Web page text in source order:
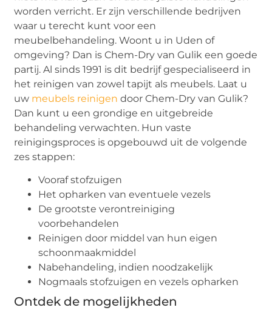
worden verricht. Er zijn verschillende bedrijven
waar u terecht kunt voor een
meubelbehandeling. Woont u in Uden of
omgeving? Dan is Chem-Dry van Gulik een goede
partij. Al sinds 1991 is dit bedrijf gespecialiseerd in
het reinigen van zowel tapijt als meubels. Laat u
uw meubels reinigen door Chem-Dry van Gulik?
Dan kunt u een grondige en uitgebreide
behandeling verwachten. Hun vaste
reinigingsproces is opgebouwd uit de volgende
zes stappen:
Vooraf stofzuigen
Het opharken van eventuele vezels
De grootste verontreiniging
voorbehandelen
Reinigen door middel van hun eigen
schoonmaakmiddel
Nabehandeling, indien noodzakelijk
Nogmaals stofzuigen en vezels opharken
Ontdek de mogelijkheden